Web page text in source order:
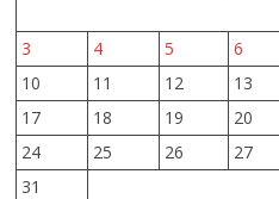
3
4 5 6
10
11 12 13
17
18 19 20
24
25 26 27
31